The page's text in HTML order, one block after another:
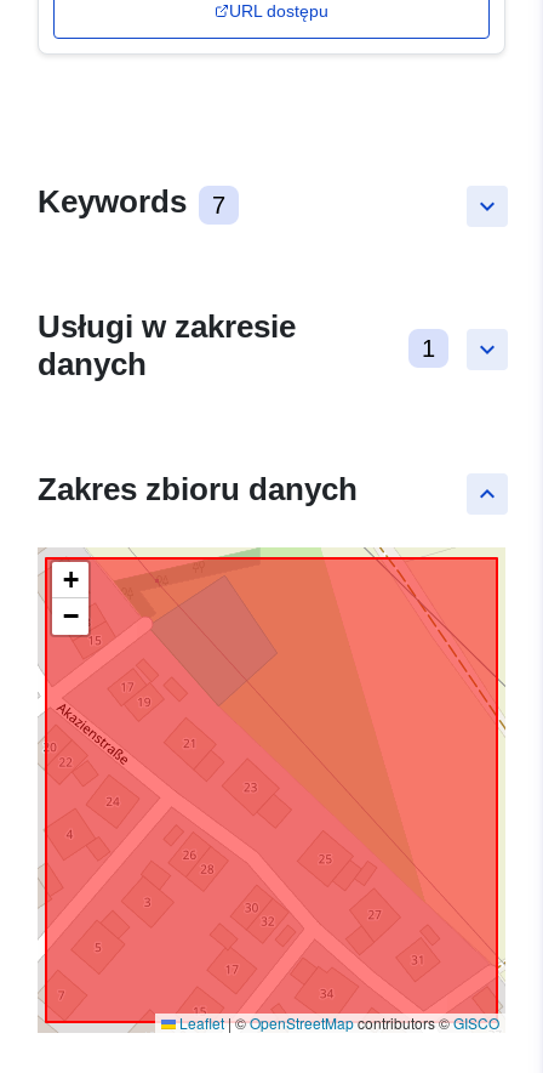
URL dostępu
keyboard_arrow_down
Keywords 7
keyboard_arrow_down
Usługi w zakresie
danych
1
keyboard_arrow_up
Zakres zbioru danych
+
−
Leaflet|©OpenStreetMapcontributors ©GISCO